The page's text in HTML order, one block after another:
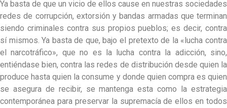
Ya basta de que un vicio de ellos cause en nuestras sociedades
redes de corrupción, extorsión y bandas armadas que terminan
siendo criminales contra sus propios pueblos; es decir, contra
sí mismos. Ya basta de que, bajo el pretexto de la «lucha contra
el narcotráfico», que no es la lucha contra la adicción, sino,
entiéndase bien, contra las redes de distribución desde quien la
produce hasta quien la consume y donde quien compra es quien
se asegura de recibir, se mantenga esta como la estrategia
contemporánea para preservar la supremacía de ellos en todos